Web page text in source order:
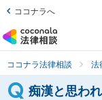
ココナラへ
ココナラ法律相談 法
痴漢と思わ